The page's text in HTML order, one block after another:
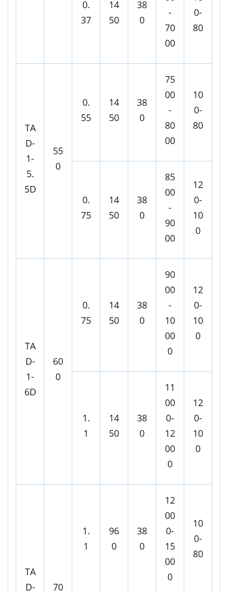
0.
37
14
50
38
0
-
70
00
0-
80
TA
D-
1-
5.
5D
55
0
0.
55
14
50
38
0
75
00
-
80
00
10
0-
80
0.
75
14
50
38
0
85
00
-
90
00
12
0-
10
0
TA
D-
1-
6D
60
0
0.
75
14
50
38
0
90
00
-
10
00
0
12
0-
10
0
1.
1
14
50
38
0
11
00
0-
12
00
0
12
0-
10
0
TA
D-
70
1.
1
96
0
38
0
12
00
0-
15
00
0
10
0-
80